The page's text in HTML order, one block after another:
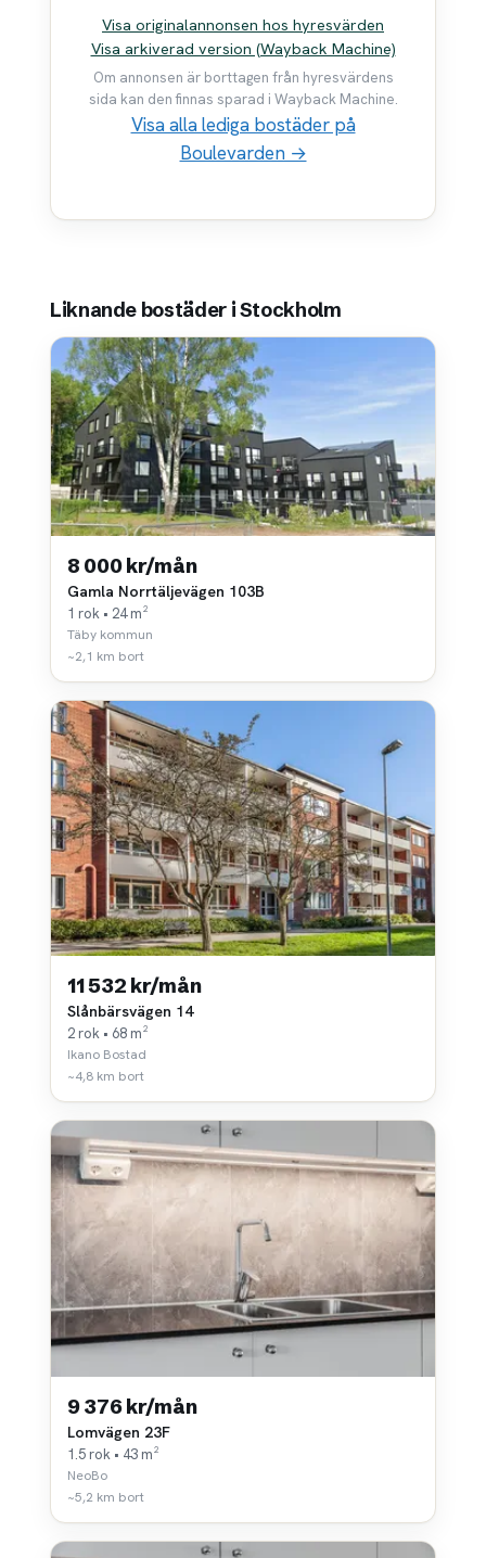
Visa originalannonsen hos hyresvärden
Visa arkiverad version (Wayback Machine)
Om annonsen är borttagen från hyresvärdens
sida kan den finnas sparad i Wayback Machine.
Visa alla lediga bostäder på
Boulevarden →
Liknande bostäder i Stockholm
8 000 kr/mån
Gamla Norrtäljevägen 103B
1 rok • 24 m²
Täby kommun
~2,1 km bort
11 532 kr/mån
Slånbärsvägen 14
2 rok • 68 m²
Ikano Bostad
~4,8 km bort
9 376 kr/mån
Lomvägen 23F
1.5 rok • 43 m²
NeoBo
~5,2 km bort